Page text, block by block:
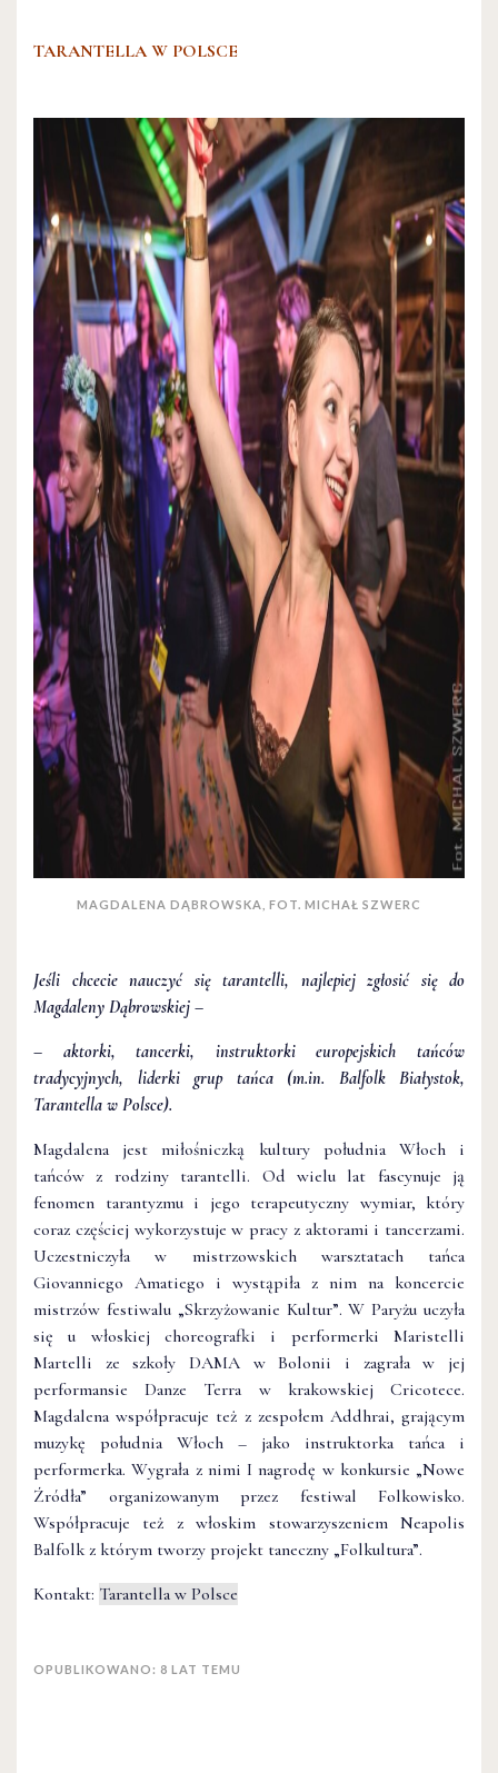
TARANTELLA W POLSCE
MAGDALENA DĄBROWSKA, FOT. MICHAŁ SZWERC
Jeśli chcecie nauczyć się tarantelli, najlepiej zgłosić się do
Magdaleny Dąbrowskiej –
– aktorki, tancerki, instruktorki europejskich tańców
tradycyjnych, liderki grup tańca (m.in. Balfolk Białystok,
Tarantella w Polsce).
Magdalena jest miłośniczką kultury południa Włoch i
tańców z rodziny tarantelli. Od wielu lat fascynuje ją
fenomen tarantyzmu i jego terapeutyczny wymiar, który
coraz częściej wykorzystuje w pracy z aktorami i tancerzami.
Uczestniczyła w mistrzowskich warsztatach tańca
Giovanniego Amatiego i wystąpiła z nim na koncercie
mistrzów festiwalu „Skrzyżowanie Kultur”. W Paryżu uczyła
się u włoskiej choreografki i performerki Maristelli
Martelli ze szkoły DAMA w Bolonii i zagrała w jej
performansie Danze Terra w krakowskiej Cricotece.
Magdalena współpracuje też z zespołem Addhrai, grającym
muzykę południa Włoch – jako instruktorka tańca i
performerka. Wygrała z nimi I nagrodę w konkursie „Nowe
Źródła” organizowanym przez festiwal Folkowisko.
Współpracuje też z włoskim stowarzyszeniem Neapolis
Balfolk z którym tworzy projekt taneczny „Folkultura”.
Kontakt: Tarantella w Polsce
OPUBLIKOWANO: 8 LAT TEMU